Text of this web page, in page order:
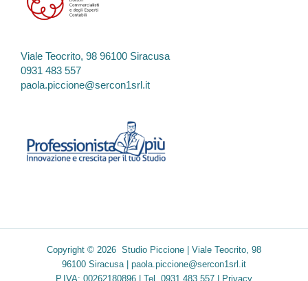
Viale Teocrito, 98 96100 Siracusa
0931 483 557
paola.piccione@sercon1srl.it
Copyright © 2026 Studio Piccione | Viale Teocrito, 98
96100 Siracusa | paola.piccione@sercon1srl.it
P.IVA: 00262180896 | Tel. 0931 483 557 | Privacy